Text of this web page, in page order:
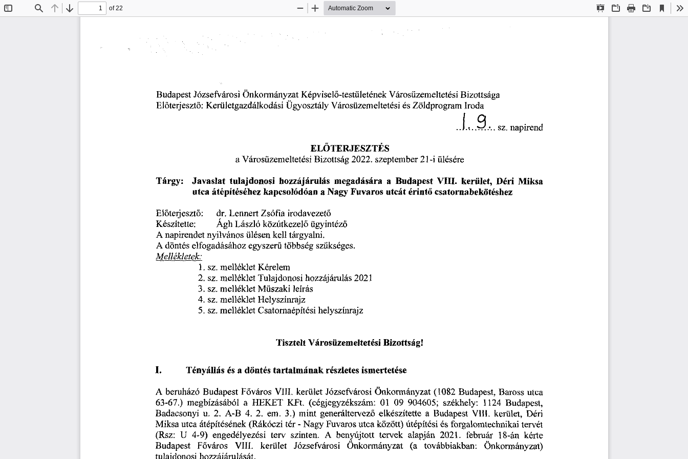
Find Previous
Next
of 22
Presentation
OpenPrint Download
Current
View
Zoom
Zoom
Budapest Józsefvárosi Önkormányzat Képviselő-testületének Városüzemeltetési Bizottsága
Előterjesztő: Kerületgazdálkodási Ügyosztály Városüzemeltetési és Zöldprogram Iroda
sz. napirend
ELŐTERJESZTÉS
a Városüzemeltetési Bizottság 2022. szeptember 21 -i ülésére
Tárgy: Javaslat tulajdonosi hozzájárulás megadására a Budapest VIII. kerület, Déri Miksa
utca átépítéséhez kapcsolódóan a Nagy Fuvaros utcát érintő csatornabekötéshez
Előterjesztő: dr. Lennert Zsófia irodavezető
Készítette:
Ágh László közútkezelő ügyintéző
A napirendet nyilvános ülésen kell tárgyalni.
A döntés elfogadásához egyszerű többség szükséges.
Mellékletek:
1.
sz. mellékletKérelem
2.
sz. melléklet Tulajdonosi hozzájárulás 2021
3.
sz. mellékletMűszaki leírás
4.
sz. melléklet Helyszínrajz
5.
sz. melléklet Csatornaépítési helyszínrajz
Tisztelt Városüzemeltetési Bizottság!
I. Tényállás és a döntés tartalmának részletes ismertetése
A beruházó Budapest Főváros VIII. kerület Józsefvárosi Önkormányzat (1082 Budapest, Baross utca
63-67.) megbízásából a HEKET KFt. (cégjegyzékszám: 01 09 904605; székhely: 1124 Budapest,
Badacsonyi u. 2. A-B 4. 2. em. 3.) mint generáltervező elkészítette a Budapest VIII. kerület, Déri
Miksa utca átépítésének (Rákóczi tér - Nagy Fuvaros utca között) útépítési és forgalomtechnikai tervét
(Rsz:
U 4-9) engedélyezési terv szinten. A benyújtott tervek alapján 2021. február 18-án kérte
Budapest
Főváros VIII. kerület Józsefvárosi Önkormányzat (a továbbiakban:
Önkormányzat)